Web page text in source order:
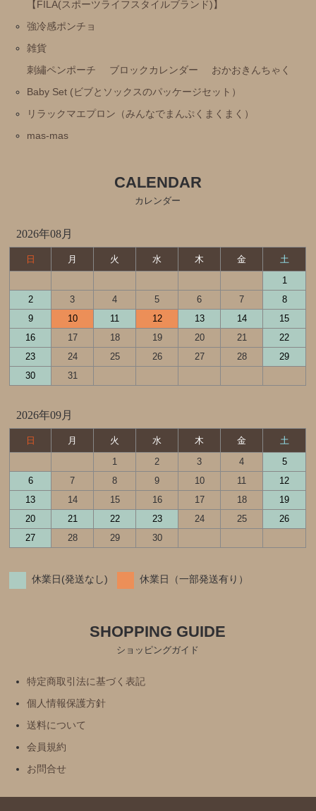
mas-mas
【FILA(スポーツライフスタイルブランド)】
強冷感ポンチョ
雑貨
刺繡ペンポーチ
ブロックカレンダー
おかおきんちゃく
Baby Set (ビブとソックスのパッケージセット）
リラックマエプロン（みんなでまんぷくまくまく）
mas-mas
CALENDAR
カレンダー
2026年08月
日 月 火 水 木 金
土
1
2
3 4 5 6 7
8
9
10 11 12 13 14
15
16
17 18 19 20 21
22
23
24 25 26 27 28
29
30
31
2026年09月
日 月 火 水 木 金
土
1
2 3 4
5
6
7 8 9 10 11
12
13
14 15 16 17 18
19
20
21 22 23 24 25
26
27
28 29 30
休業日(発送なし) 休業日（一部発送有り）
SHOPPING GUIDE
ショッピングガイド
特定商取引法に基づく表記
個人情報保護方針
送料について
会員規約
お問合せ